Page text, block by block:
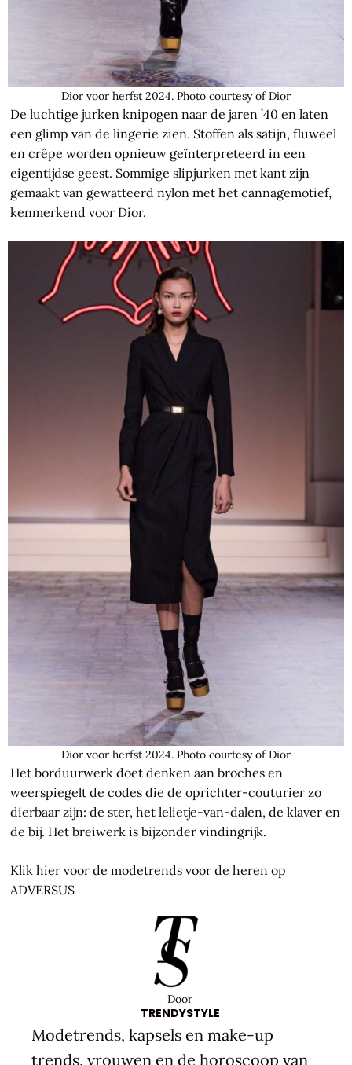
Dior voor herfst 2024. Photo courtesy of Dior
De luchtige jurken knipogen naar de jaren ’40 en laten
een glimp van de lingerie zien. Stoffen als satijn, fluweel
en crêpe worden opnieuw geïnterpreteerd in een
eigentijdse geest. Sommige slipjurken met kant zijn
gemaakt van gewatteerd nylon met het cannagemotief,
kenmerkend voor Dior.
Dior voor herfst 2024. Photo courtesy of Dior
Het borduurwerk doet denken aan broches en
weerspiegelt de codes die de oprichter-couturier zo
dierbaar zijn: de ster, het lelietje-van-dalen, de klaver en
de bij. Het breiwerk is bijzonder vindingrijk.
Klik hier voor de modetrends voor de heren op
ADVERSUS
Door
TRENDYSTYLE
Modetrends, kapsels en make-up
trends, vrouwen en de horoscoop van